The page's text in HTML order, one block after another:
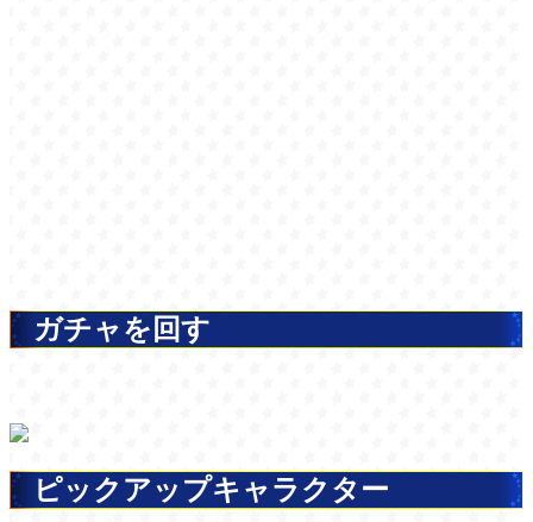
ガチャを回す
ピックアップキャラクター